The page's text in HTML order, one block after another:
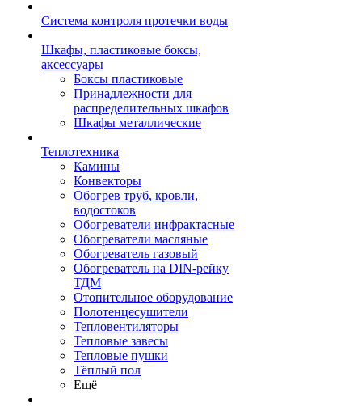
Система контроля протечки воды
Шкафы, пластиковые боксы,
аксессуары
Боксы пластиковые
Принадлежности для
распределительных шкафов
Шкафы металлические
Теплотехника
Камины
Конвекторы
Обогрев труб, кровли,
водостоков
Обогреватели инфрактасные
Обогреватели масляные
Обогреватель газовый
Обогреватель на DIN-рейку
ТДМ
Отопительное оборудование
Полотенцесушители
Тепловентиляторы
Тепловые завесы
Тепловые пушки
Тёплый пол
Ещё